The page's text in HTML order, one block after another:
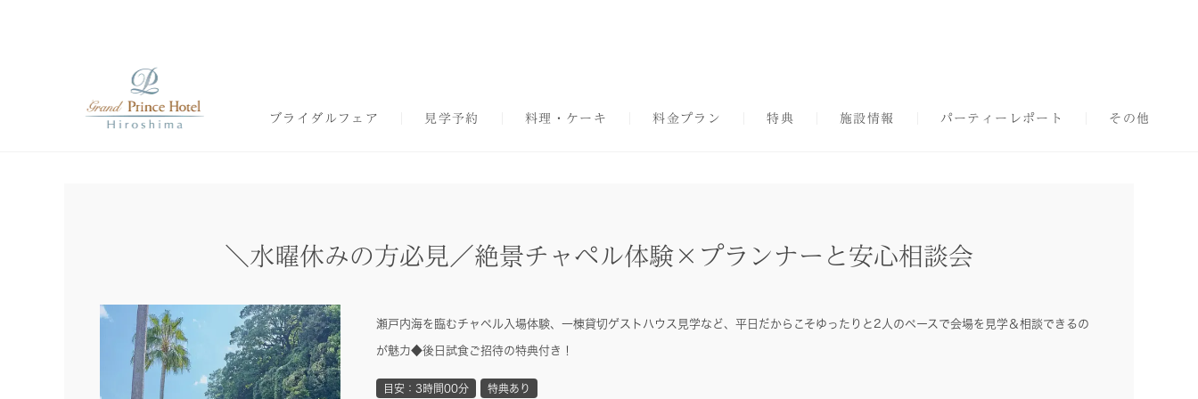
ブライダルフェア 見学予約 料理・ケーキ 料金プラン 特典 施設情報 パーティーレポート その他
＼水曜休みの方必見／絶景チャペル体験×プランナーと安心相談会
瀬戸内海を臨むチャペル入場体験、一棟貸切ゲストハウス見学など、平日だからこそゆったりと2人のペースで会場を見学＆相談できるの
が魅力◆後日試食ご招待の特典付き！
目安：3時間00分 特典あり